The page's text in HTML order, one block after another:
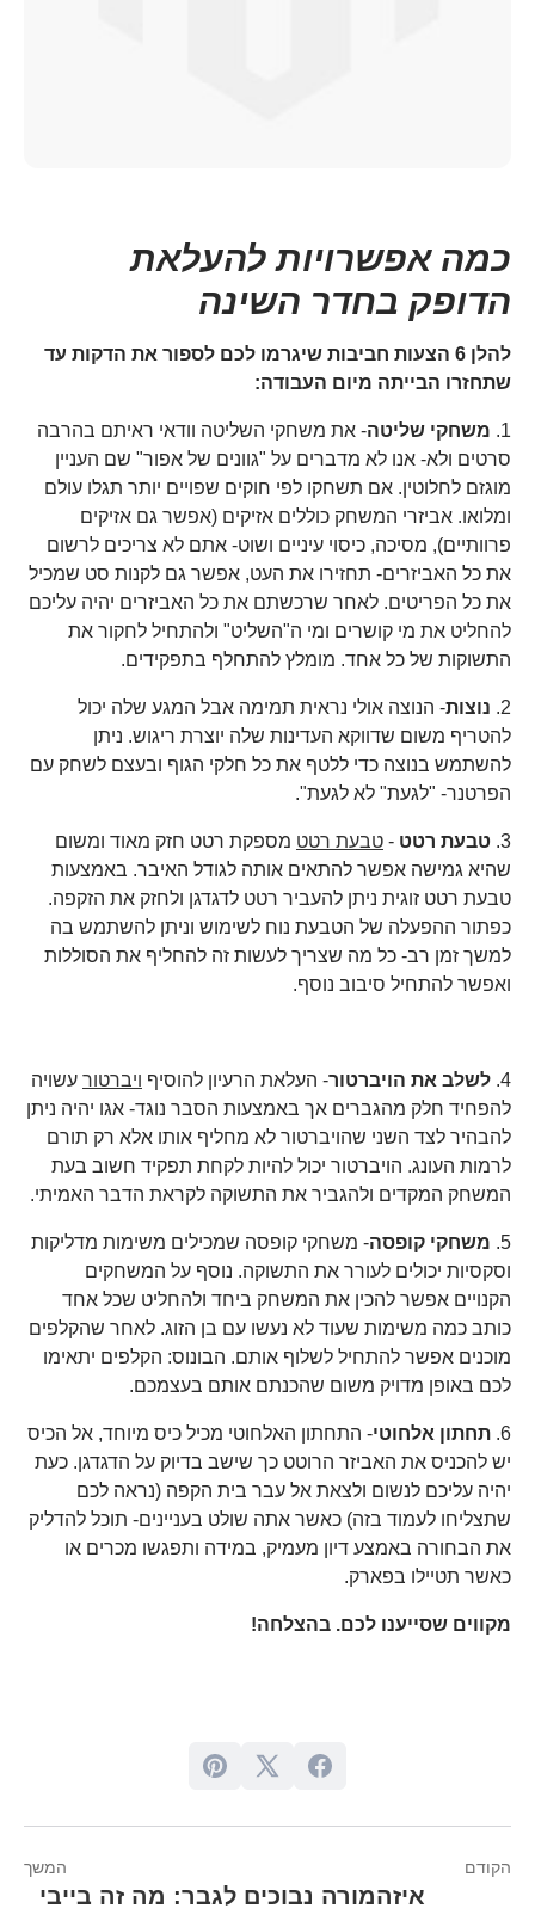
כמה אפשרויות להעלאת
הדופק בחדר השינה
להלן 6 הצעות חביבות שיגרמו לכם לספור את הדקות עד
שתחזרו הבייתה מיום העבודה:
1. משחקי שליטה- את משחקי השליטה וודאי ראיתם בהרבה
סרטים ולא- אנו לא מדברים על "גוונים של אפור" שם העניין
מוגזם לחלוטין. אם תשחקו לפי חוקים שפויים יותר תגלו עולם
ומלואו. אביזרי המשחק כוללים אזיקים (אפשר גם אזיקים
פרוותיים), מסיכה, כיסוי עיניים ושוט- אתם לא צריכים לרשום
את כל האביזרים- תחזירו את העט, אפשר גם לקנות סט שמכיל
את כל הפריטים. לאחר שרכשתם את כל האביזרים יהיה עליכם
להחליט את מי קושרים ומי ה"השליט" ולהתחיל לחקור את
התשוקות של כל אחד. מומלץ להתחלף בתפקידים.
2. נוצות- הנוצה אולי נראית תמימה אבל המגע שלה יכול
להטריף משום שדווקא העדינות שלה יוצרת ריגוש. ניתן
להשתמש בנוצה כדי ללטף את כל חלקי הגוף ובעצם לשחק עם
הפרטנר- "לגעת" לא לגעת".
3. טבעת רטט - טבעת רטט מספקת רטט חזק מאוד ומשום
שהיא גמישה אפשר להתאים אותה לגודל האיבר. באמצעות
טבעת רטט זוגית ניתן להעביר רטט לדגדגן ולחזק את הזקפה.
כפתור ההפעלה של הטבעת נוח לשימוש וניתן להשתמש בה
למשך זמן רב- כל מה שצריך לעשות זה להחליף את הסוללות
ואפשר להתחיל סיבוב נוסף.
4. לשלב את הויברטור- העלאת הרעיון להוסיף ויברטור עשויה
להפחיד חלק מהגברים אך באמצעות הסבר נוגד- אגו יהיה ניתן
להבהיר לצד השני שהויברטור לא מחליף אותו אלא רק תורם
לרמות העונג. הויברטור יכול להיות לקחת תפקיד חשוב בעת
המשחק המקדים ולהגביר את התשוקה לקראת הדבר האמיתי.
5. משחקי קופסה- משחקי קופסה שמכילים משימות מדליקות
וסקסיות יכולים לעורר את התשוקה. נוסף על המשחקים
הקנויים אפשר להכין את המשחק ביחד ולהחליט שכל אחד
כותב כמה משימות שעוד לא נעשו עם בן הזוג. לאחר שהקלפים
מוכנים אפשר להתחיל לשלוף אותם. הבונוס: הקלפים יתאימו
לכם באופן מדויק משום שהכנתם אותם בעצמכם.
6. תחתון אלחוטי- התחתון האלחוטי מכיל כיס מיוחד, אל הכיס
יש להכניס את האביזר הרוטט כך שישב בדיוק על הדגדגן. כעת
יהיה עליכם לנשום ולצאת אל עבר בית הקפה (נראה לכם
שתצליחו לעמוד בזה) כאשר אתה שולט בעניינים- תוכל להדליק
את הבחורה באמצע דיון מעמיק, במידה ותפגשו מכרים או
כאשר תטיילו בפארק.
מקווים שסייענו לכם. בהצלחה!
הקודם
איזה
המשך
מורה נבוכים לגבר: מה זה בייבי